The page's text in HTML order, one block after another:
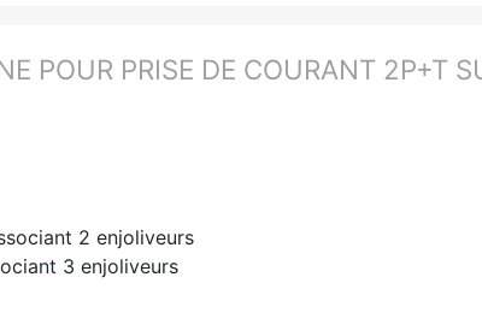
POUR PRISE DE COURANT 2P+T
2 enjoliveurs
3 enjoliveurs